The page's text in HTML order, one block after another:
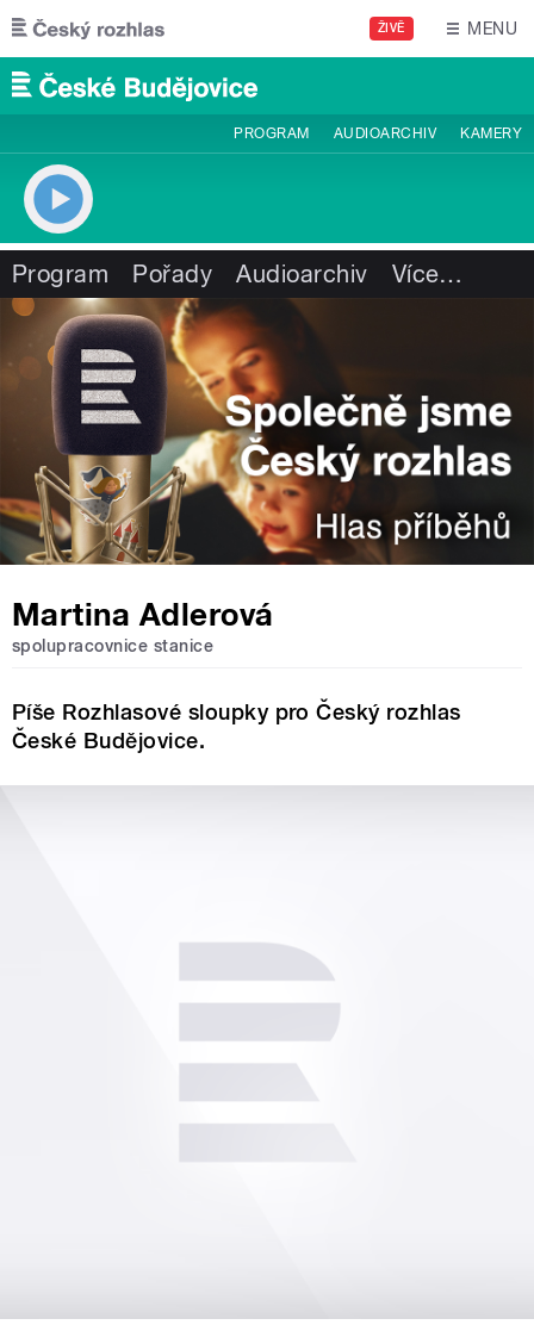
Přejít k hlavnímu obsahu
ŽIVĚ MENU
PROGRAM AUDIOARCHIV KAMERY
Program Pořady Audioarchiv Více…
Martina Adlerová
spolupracovnice stanice
Píše Rozhlasové sloupky pro Český rozhlas
České Budějovice.